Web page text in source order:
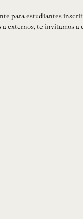
para estudiantes
a externos, te invitamos